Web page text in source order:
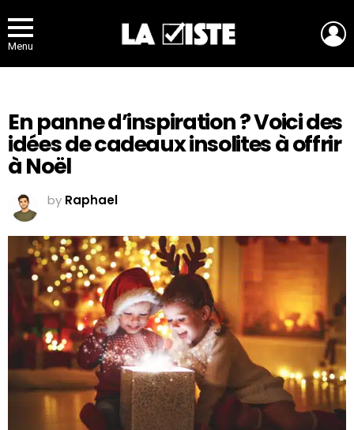
Menu
En panne d’inspiration ? Voici des
idées de cadeaux insolites à offrir
à Noël
by Raphael